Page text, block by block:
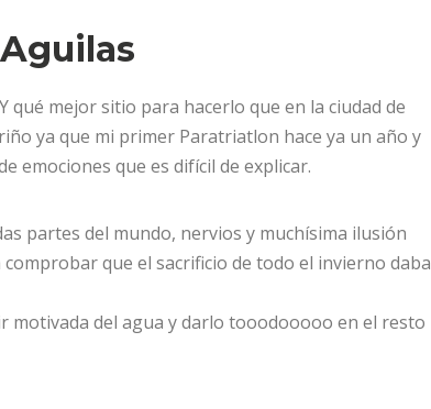
mejor sitio para hacerlo que en la ciudad de
ya que mi primer Paratriatlon hace ya un año y
emociones que es difícil de explicar.
partes del mundo, nervios y muchísima ilusión
que el sacrificio de todo el invierno daba
motivada del agua y darlo tooodooooo en el resto